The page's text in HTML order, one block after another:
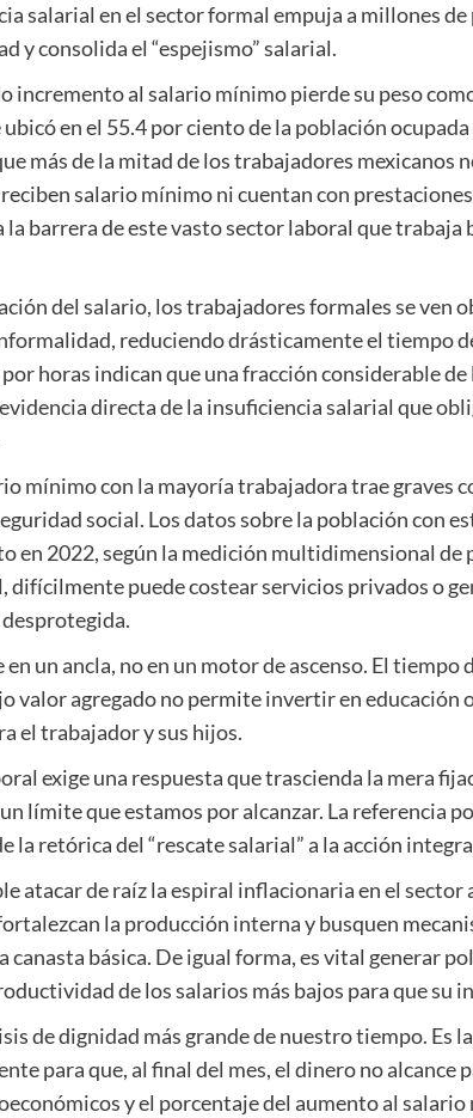
salarial en el sector formal empuja a millones
y consolida el “espejismo” salarial.
incremento al salario mínimo pierde su peso
en el 55.4 por ciento de la población
más de la mitad de los trabajadores mexicanos
salario mínimo ni cuentan con
la barrera de este vasto sector laboral que trabaja
del salario, los trabajadores formales se ven
reduciendo drásticamente el tiempo
horas indican que una fracción considerable
directa de la insuficiencia salarial que
mínimo con la mayoría trabajadora trae graves
social. Los datos sobre la población con
en 2022, según la medición multidimensional de
puede costear servicios privados o
un ancla, no en un motor de ascenso. El tiempo
valor agregado no permite invertir en educación
el trabajador y sus hijos.
exige una respuesta que trascienda la mera
límite que estamos por alcanzar. La referencia
la retórica del “rescate salarial” a la acción
atacar de raíz la espiral inflacionaria en el
la producción interna y busquen
canasta básica. De igual forma, es vital generar
de los salarios más bajos para que su
de dignidad más grande de nuestro tiempo. Es
para que, al final del mes, el dinero no alcance
y el porcentaje del aumento al